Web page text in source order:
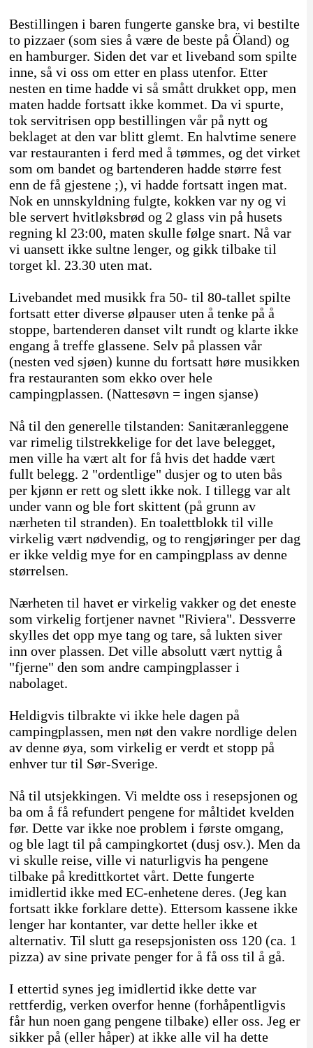
Bestillingen i baren fungerte ganske bra, vi bestilte
to pizzaer (som sies å være de beste på Öland) og
en hamburger. Siden det var et liveband som spilte
inne, så vi oss om etter en plass utenfor. Etter
nesten en time hadde vi så smått drukket opp, men
maten hadde fortsatt ikke kommet. Da vi spurte,
tok servitrisen opp bestillingen vår på nytt og
beklaget at den var blitt glemt. En halvtime senere
var restauranten i ferd med å tømmes, og det virket
som om bandet og bartenderen hadde større fest
enn de få gjestene ;), vi hadde fortsatt ingen mat.
Nok en unnskyldning fulgte, kokken var ny og vi
ble servert hvitløksbrød og 2 glass vin på husets
regning kl 23:00, maten skulle følge snart. Nå var
vi uansett ikke sultne lenger, og gikk tilbake til
torget kl. 23.30 uten mat.
Livebandet med musikk fra 50- til 80-tallet spilte
fortsatt etter diverse ølpauser uten å tenke på å
stoppe, bartenderen danset vilt rundt og klarte ikke
engang å treffe glassene. Selv på plassen vår
(nesten ved sjøen) kunne du fortsatt høre musikken
fra restauranten som ekko over hele
campingplassen. (Nattesøvn = ingen sjanse)
Nå til den generelle tilstanden: Sanitæranleggene
var rimelig tilstrekkelige for det lave belegget,
men ville ha vært alt for få hvis det hadde vært
fullt belegg. 2 "ordentlige" dusjer og to uten bås
per kjønn er rett og slett ikke nok. I tillegg var alt
under vann og ble fort skittent (på grunn av
nærheten til stranden). En toalettblokk til ville
virkelig vært nødvendig, og to rengjøringer per dag
er ikke veldig mye for en campingplass av denne
størrelsen.
Nærheten til havet er virkelig vakker og det eneste
som virkelig fortjener navnet "Riviera". Dessverre
skylles det opp mye tang og tare, så lukten siver
inn over plassen. Det ville absolutt vært nyttig å
"fjerne" den som andre campingplasser i
nabolaget.
Heldigvis tilbrakte vi ikke hele dagen på
campingplassen, men nøt den vakre nordlige delen
av denne øya, som virkelig er verdt et stopp på
enhver tur til Sør-Sverige.
Nå til utsjekkingen. Vi meldte oss i resepsjonen og
ba om å få refundert pengene for måltidet kvelden
før. Dette var ikke noe problem i første omgang,
og ble lagt til på campingkortet (dusj osv.). Men da
vi skulle reise, ville vi naturligvis ha pengene
tilbake på kredittkortet vårt. Dette fungerte
imidlertid ikke med EC-enhetene deres. (Jeg kan
fortsatt ikke forklare dette). Ettersom kassene ikke
lenger har kontanter, var dette heller ikke et
alternativ. Til slutt ga resepsjonisten oss 120 (ca. 1
pizza) av sine private penger for å få oss til å gå.
I ettertid synes jeg imidlertid ikke dette var
rettferdig, verken overfor henne (forhåpentligvis
får hun noen gang pengene tilbake) eller oss. Jeg er
sikker på (eller håper) at ikke alle vil ha dette